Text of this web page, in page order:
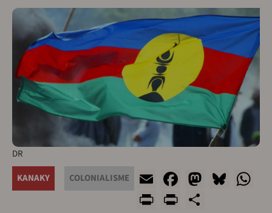
DR
KANAKY
COLONIALISME EmailFacebook
Print